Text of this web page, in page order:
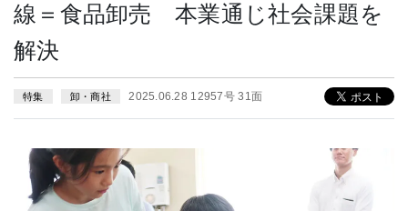
線＝食品卸売 本業通じ社会課題を
解決
特集 卸・商社 2025.06.28 12957号 31面